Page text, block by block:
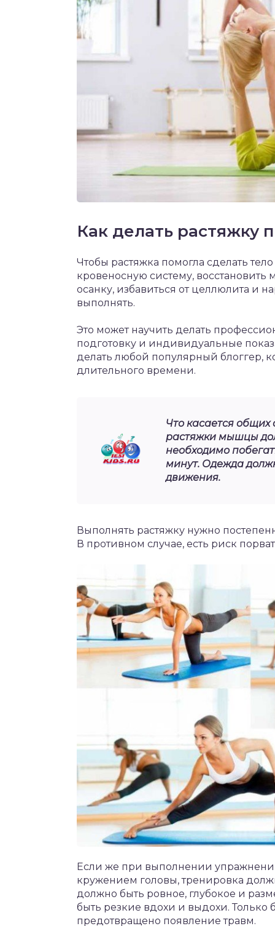
Как делать растяжку
Чтобы растяжка помогла сделать
кровеносную систему,
осанку, избавиться от целлюлита и
выполнять.
Это может научить делать
подготовку и индивидуальные
делать любой популярный блоггер,
длительного времени.
Что касается общих
растяжки мышцы
необходимо
минут. Одежда
движения.
Выполнять растяжку нужно
В противном случае, есть риск
Если же при выполнении
кружением головы, тренировка
должно быть ровное, глубокое и
быть резкие вдохи и выдохи.
предотвращено появление травм.